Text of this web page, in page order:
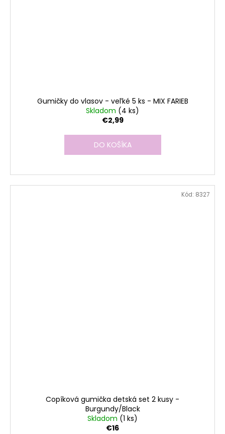
Gumičky do vlasov - veľké 5 ks - MIX FARIEB
Skladom (4 ks)
€2,99
DO KOŠÍKA
Copíková gumička detská set 2 kusy -
Burgundy/Black
Skladom (1 ks)
€16
Kód: 8327